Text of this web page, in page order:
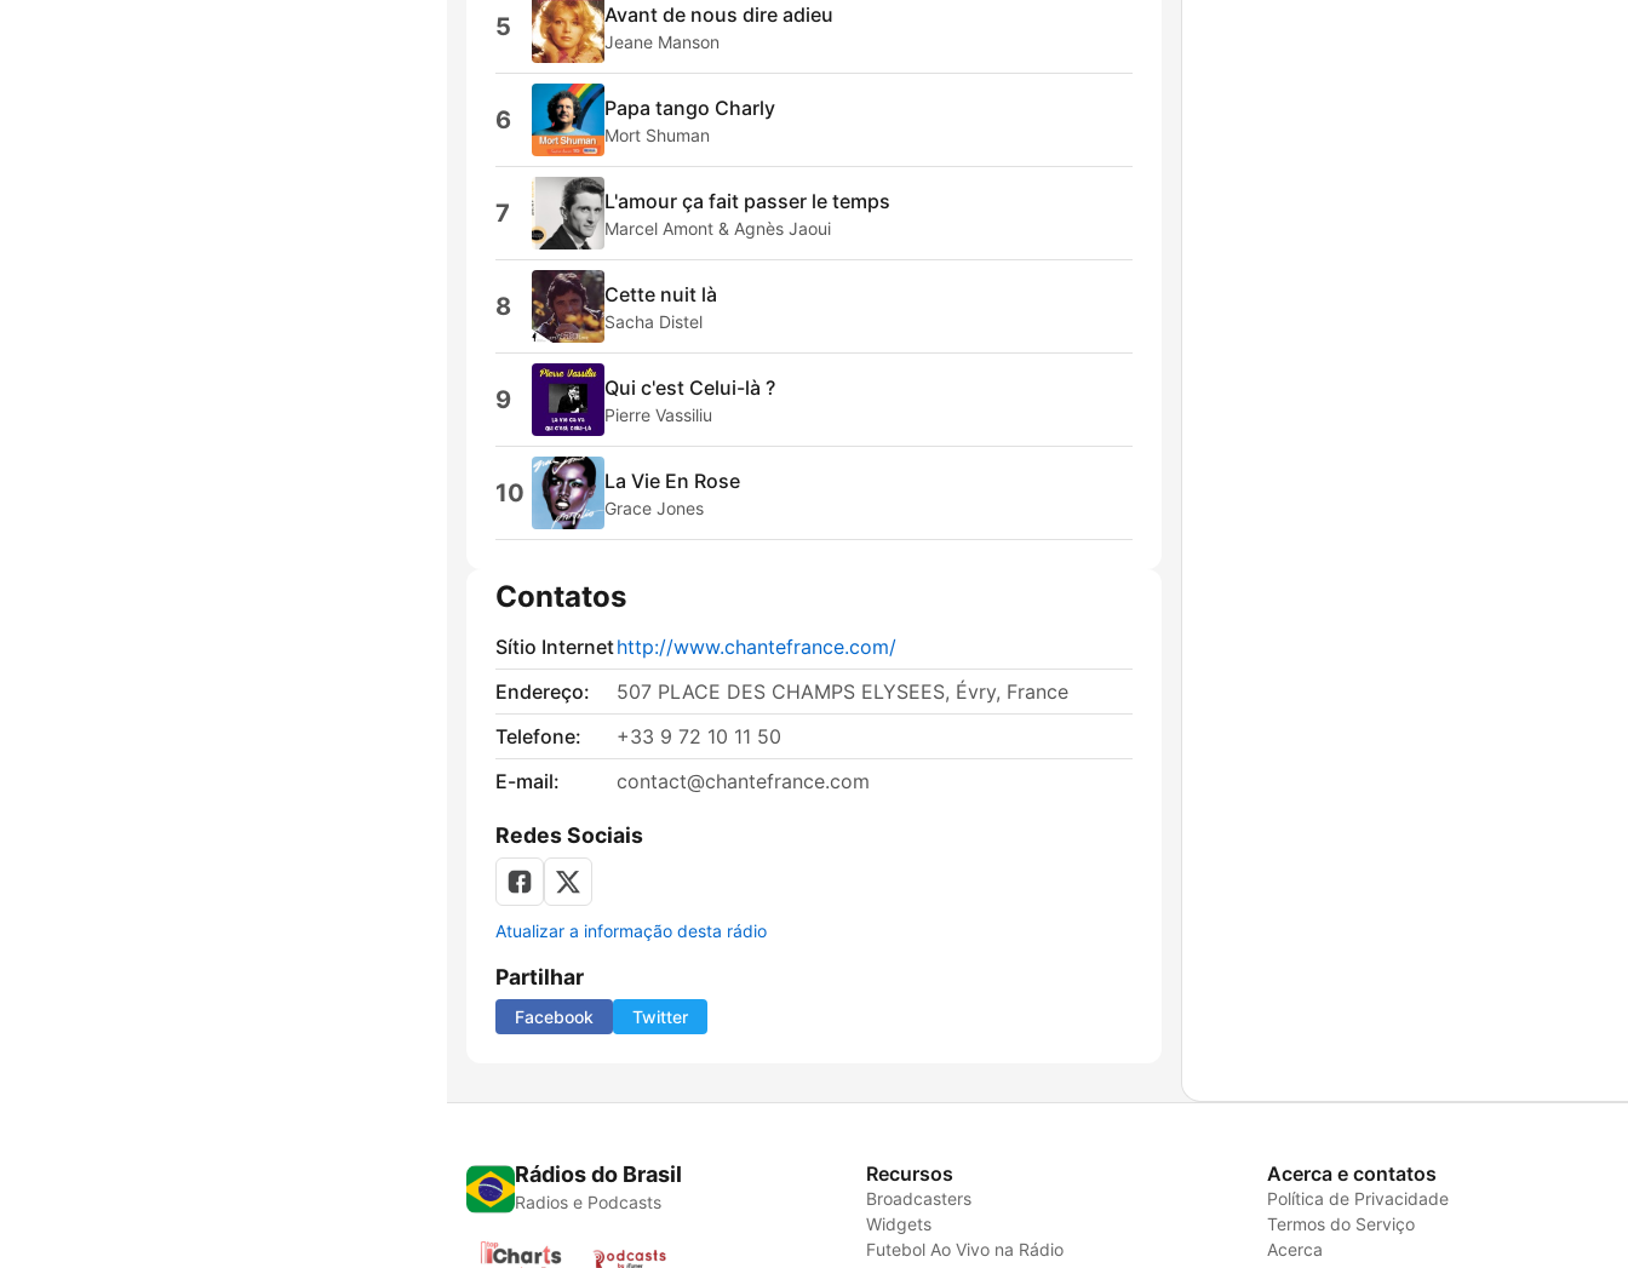
5 Avant de nous dire adieu
Jeane Manson
6 Papa tango Charly
Mort Shuman
7 L'amour ça fait passer le temps
Marcel Amont & Agnès Jaoui
8 Cette nuit là
Sacha Distel
9 Qui c'est Celui-là ?
Pierre Vassiliu
10 La Vie En Rose
Grace Jones
Contatos
Sítio Internethttp://www.chantefrance.com/
Endereço:
507 PLACE DES CHAMPS ELYSEES, Évry, France
Telefone:
+33 9 72 10 11 50
E-mail:
contact@chantefrance.com
Redes Sociais
Atualizar a informação desta rádio
Partilhar
Facebook Twitter
Rádios do Brasil
Radios e Podcasts
Recursos
Broadcasters
Widgets
Futebol Ao Vivo na Rádio
Acerca e contatos
Política de Privacidade
Termos do Serviço
Acerca